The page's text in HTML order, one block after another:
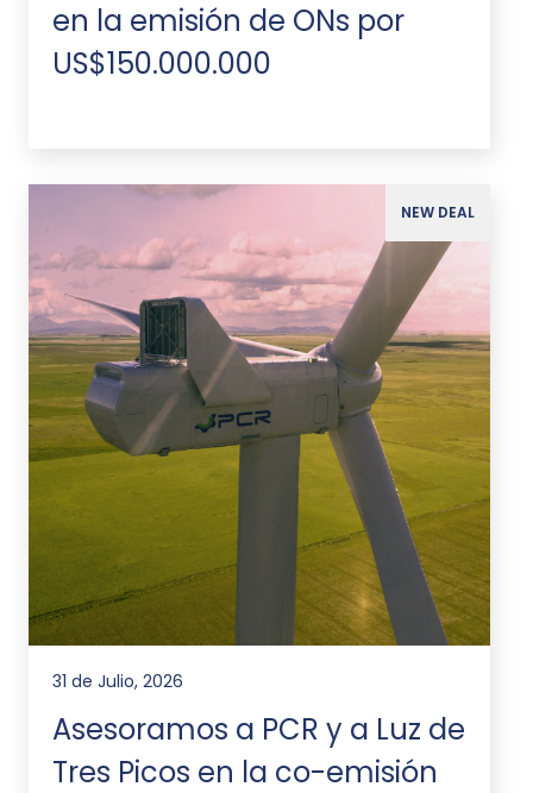
en la emisión de ONs por
US$150.000.000
NEW DEAL
31 de Julio, 2026
Asesoramos a PCR y a Luz de
Tres Picos en la co-emisión